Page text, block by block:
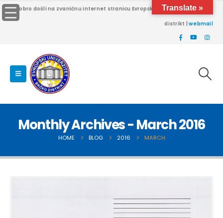
Dobro došli na zvaničnu internet stranicu Evropskog univerziteta Brčko
distrikt |webmail
Monthly Archives - March 2016
HOME BLOG 2016 MARCH
Translate »